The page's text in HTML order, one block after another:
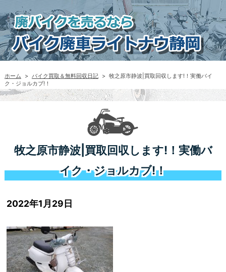
ホーム > バイク買取＆無料回収日記 > 牧之原市静波|買取回収します!！実働バイ
ク・ジョルカブ!！
牧之原市静波|買取回収します!！実働バ
イク・ジョルカブ!！
2022年1月29日